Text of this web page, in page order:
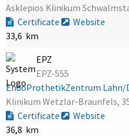
Asklepios Klinikum
Certificate
Website
33,6 km
EPZ
EPZ-555
EndoProthetikZentrum Lahn/
Klinikum Wetzlar-Braunfels,
Certificate
Website
36,8 km